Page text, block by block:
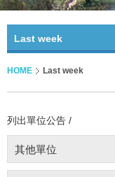
Last week
HOME Last week
列出單位公告 /
其他單位